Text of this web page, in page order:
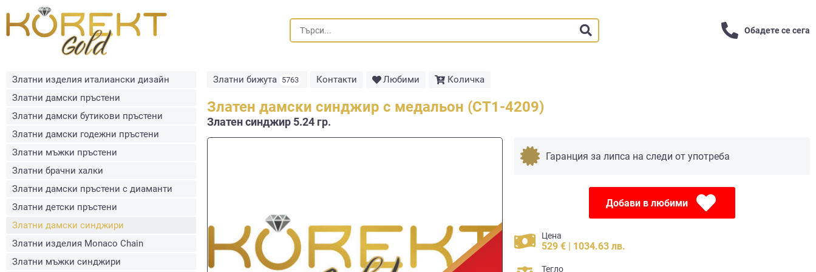
Обадете се сега
Златни изделия италиански дизайн
Златни дамски пръстени
Златни дамски бутикови пръстени
Златни дамски годежни пръстени
Златни мъжки пръстени
Златни брачни халки
Златни дамски пръстени с диаманти
Златни детски пръстени
Златни дамски синджири
Златни изделия Monaco Chain
Златни мъжки синджири
Златни бижута 5763 Контакти Любими Количка
Златен дамски синджир с медальон (СТ1-4209)
Златен синджир 5.24 гр.
Гаранция за липса на следи от употреба
Добави в любими
Цена
529 € | 1034.63 лв.
Тегло